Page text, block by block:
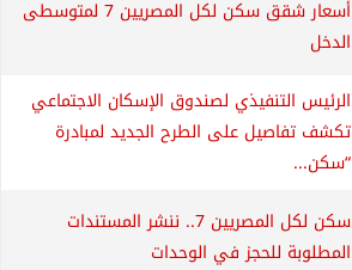
أسعار شقق سكن لكل المصريين 7 لمتوسطى
الدخل
الرئيس التنفيذي لصندوق الإسكان الاجتماعي
تكشف تفاصيل على الطرح الجديد لمبادرة
“سكن...
سكن لكل المصريين 7.. ننشر المستندات
المطلوبة للحجز في الوحدات